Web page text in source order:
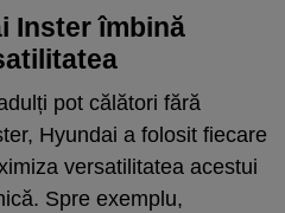
Inster îmbină
pot călători fără
Hyundai a folosit fiecare
versatilitatea acestui
Spre exemplu,